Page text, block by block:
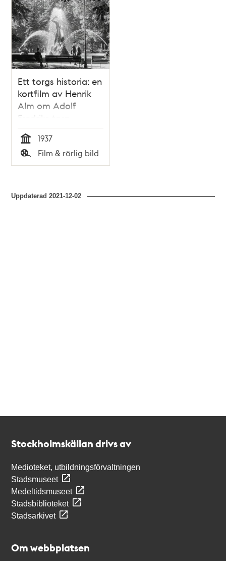
poster
och
teman
Ett torgs historia: en
kortfilm av Henrik
Alm om Adolf
Fredriks torg
(Mariatorget)
Tid
1937
Typ
Film & rörlig bild
Uppdaterad2021-12-02
Stockholmskällan drivs av
Medioteket, utbildningsförvaltningen
Stadsmuseet
Medeltidsmuseet
Stadsbiblioteket
Stadsarkivet
Om webbplatsen